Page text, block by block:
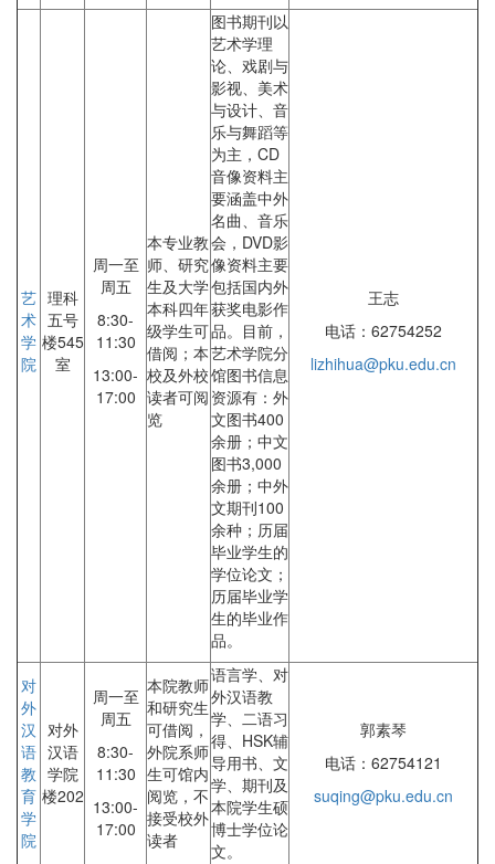
艺
术
学
院
理科
五号
楼545
室
周一至
周五
8:30-
11:30
13:00-
17:00
本专业教
师、研究
生及大学
本科四年
级学生可
借阅；本
校及外校
读者可阅
览
图书期刊以
艺术学理
论、戏剧与
影视、美术
与设计、音
乐与舞蹈等
为主，CD
音像资料主
要涵盖中外
名曲、音乐
会，DVD影
像资料主要
包括国内外
获奖电影作
品。目前，
艺术学院分
馆图书信息
资源有：外
文图书400
余册；中文
图书3,000
余册；中外
文期刊100
余种；历届
毕业学生的
学位论文；
历届毕业学
生的毕业作
品。
王志
电话：62754252
lizhihua@pku.edu.cn
对
外
汉
语
教
育
学
院
对外
汉语
学院
楼202
周一至
周五
8:30-
11:30
13:00-
17:00
本院教师
和研究生
可借阅，
外院系师
生可馆内
阅览，不
接受校外
读者
语言学、对
外汉语教
学、二语习
得、HSK辅
导用书、文
学、期刊及
本院学生硕
博士学位论
文。
郭素琴
电话：62754121
suqing@pku.edu.cn